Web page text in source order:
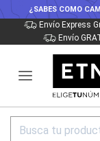
¿SABES COMO
Saltar
al
Envío Express
Envío
Buscar